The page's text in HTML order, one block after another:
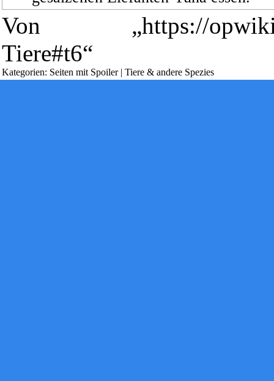
↑ One Piece-Anime-Episode 055~
Millenniumsdrachen.
↑ One Piece-Manga
68 ~ Erster Auftritt eines Panda-Hais.
Von „https://
Tiere#t6“
Kategorien: Seiten mit Spoiler| Tiere & andere Spezies
Powered byComputer-Base.
Datenschutz-Optionen